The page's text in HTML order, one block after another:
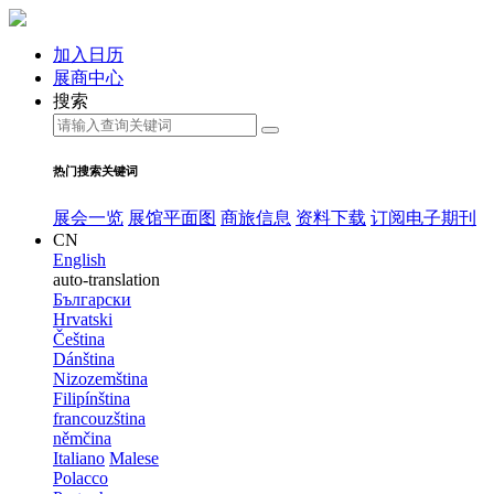
加入日历
展商中心
搜索
热门搜索关键词
展会一览 展馆平面图 商旅信息 资料下载 订阅电子期刊
CN
English
auto-translation
Български
Hrvatski
Čeština
Dánština
Nizozemština
Filipínština
francouzština
němčina
Italiano Malese
Polacco